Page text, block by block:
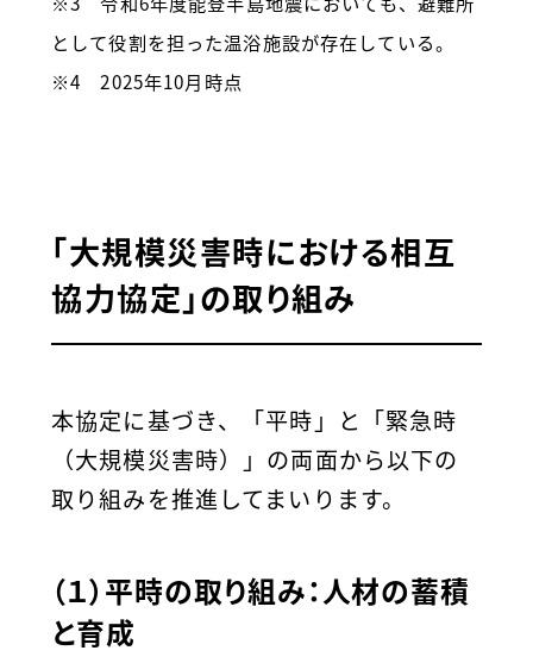
として役割を担った温浴施設が存在している。
※4 2025年10月時点
「大規模災害時における相互
協力協定」の取り組み
本協定に基づき、「平時」と「緊急時
（大規模災害時）」の両面から以下の
取り組みを推進してまいります。
（１）平時の取り組み：人材の蓄積
と育成